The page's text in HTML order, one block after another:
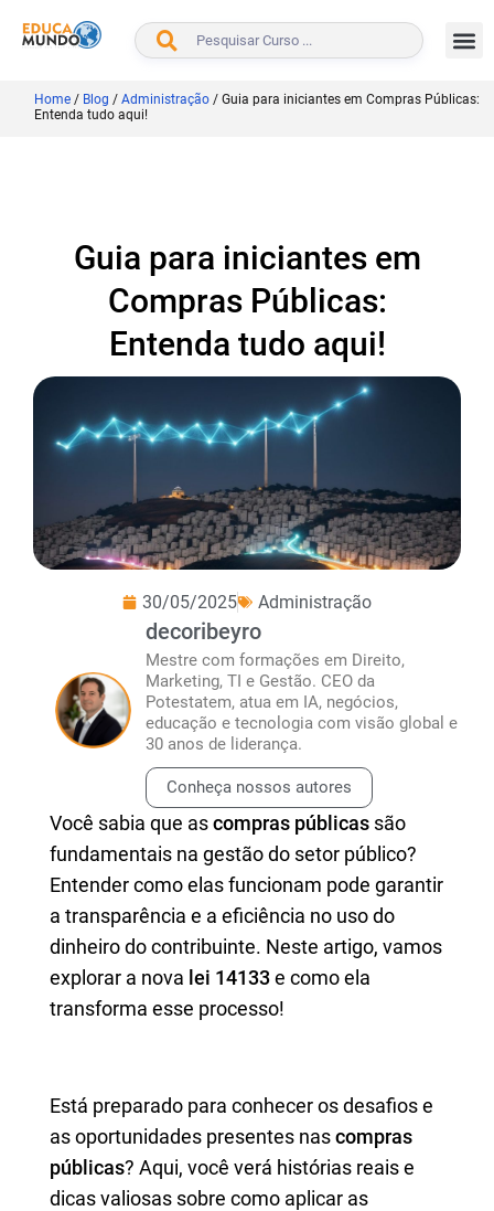
BUSCAR
Home / Blog / Administração / Guia para iniciantes em Compras Públicas:
Entenda tudo aqui!
Guia para iniciantes em
Compras Públicas:
Entenda tudo aqui!
30/05/2025 Administração
decoribeyro
Mestre com formações em Direito,
Marketing, TI e Gestão. CEO da
Potestatem, atua em IA, negócios,
educação e tecnologia com visão global e
30 anos de liderança.
Conheça nossos autores
Você sabia que ascompras públicas são
fundamentais na gestão do setor público?
Entender como elas funcionam pode garantir
a transparência e a eficiência no uso do
dinheiro do contribuinte. Neste artigo, vamos
explorar a nova lei 14133e como ela
transforma esse processo!
Está preparado para conhecer os desafios e
as oportunidades presentes nascompras
públicas? Aqui, você verá histórias reais e
dicas valiosas sobre como aplicar as